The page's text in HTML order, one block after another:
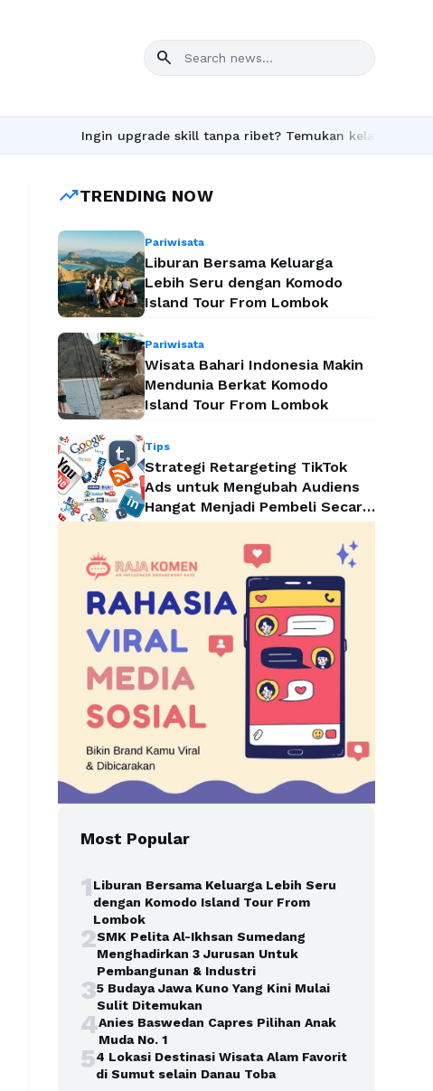
search
Ingin upgrade skill tanpa ribet? Temukan kelas seru dan
trending_upTRENDING NOW
Pariwisata
Liburan Bersama Keluarga
Lebih Seru dengan Komodo
Island Tour From Lombok
Pariwisata
Wisata Bahari Indonesia Makin
Mendunia Berkat Komodo
Island Tour From Lombok
Tips
Strategi Retargeting TikTok
Ads untuk Mengubah Audiens
Hangat Menjadi Pembeli Secara
Efektif
Most Popular
1Liburan Bersama Keluarga Lebih Seru
dengan Komodo Island Tour From
Lombok
2SMK Pelita Al-Ikhsan Sumedang
Menghadirkan 3 Jurusan Untuk
Pembangunan & Industri
35 Budaya Jawa Kuno Yang Kini Mulai
Sulit Ditemukan
4Anies Baswedan Capres Pilihan Anak
Muda No. 1
54 Lokasi Destinasi Wisata Alam Favorit
di Sumut selain Danau Toba